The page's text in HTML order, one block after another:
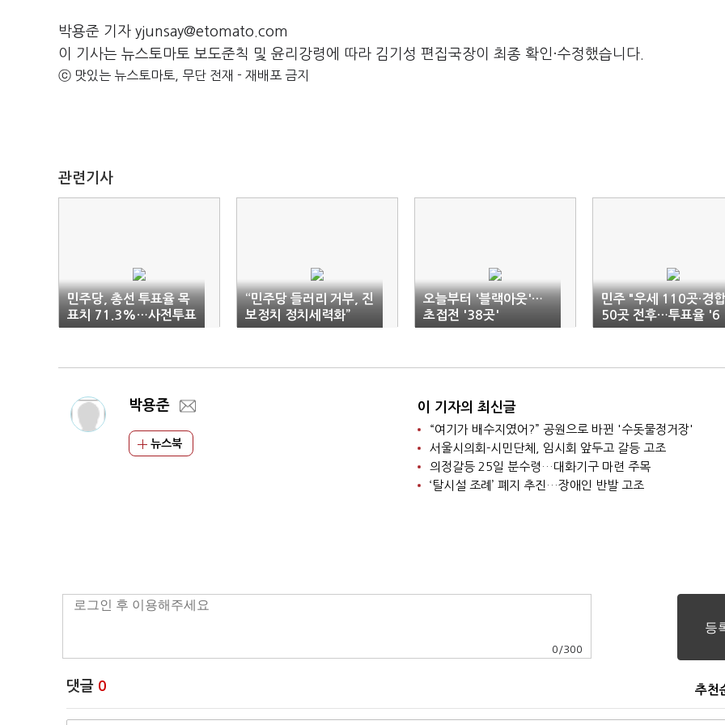
박용준 기자 yjunsay@etomato.com
이 기사는 뉴스토마토 보도준칙 및 윤리강령에 따라 김기성 편집국장이 최종 확인·수정했습니다.
ⓒ 맛있는 뉴스토마토, 무단 전재 - 재배포 금지
관련기사
민주당, 총선 투표율 목
표치 71.3%…사전투표
는 31.3%
“민주당 들러리 거부, 진
보정치 정치세력화”
오늘부터 '블랙아웃'…
초접전 '38곳'
민주 "우세 110곳·경합
50곳 전후…투표율 '6
5%↑' 유리"
박용준
뉴스북
이 기자의 최신글
“여기가 배수지였어?” 공원으로 바뀐 '수돗물정거장'
서울시의회-시민단체, 임시회 앞두고 갈등 고조
의정갈등 25일 분수령…대화기구 마련 주목
‘탈시설 조례’ 폐지 추진…장애인 반발 고조
0 /300
댓글 0 추천